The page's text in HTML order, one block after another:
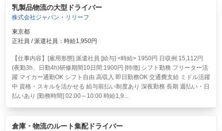
乳製品物流の大型ドライバー
株式会社ジャパン・リリーフ
東京都
正社員 / 派遣社員：時給1,950円
【仕事内容】[雇用形態] 派遣社員 [給与] <時給> 1950円 日収例:15,112円
(夜勤3h、日勤4h)研修期間10日間:1900円 [特徴] シフト勤務 フリーター活
躍 マイカー通勤OK シフト自由 高収入 即日勤務OK 交通費支給 ミドル活躍
中 資格・スキルを活かせる 給与前払い制度あり 深夜勤務 長期 週払い・日
払いあり [勤務時間] 02:00～10:00 時給1,9...
倉庫・物流のルート集配ドライバー